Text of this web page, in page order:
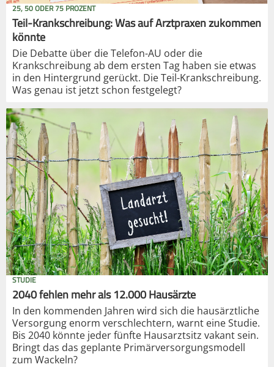
25, 50 ODER 75 PROZENT
Teil-Krankschreibung: Was auf Arztpraxen zukommen
könnte
Die Debatte über die Telefon-AU oder die
Krankschreibung ab dem ersten Tag haben sie etwas
in den Hintergrund gerückt. Die Teil-Krankschreibung.
Was genau ist jetzt schon festgelegt?
STUDIE
2040 fehlen mehr als 12.000 Hausärzte
In den kommenden Jahren wird sich die hausärztliche
Versorgung enorm verschlechtern, warnt eine Studie.
Bis 2040 könnte jeder fünfte Hausarztsitz vakant sein.
Bringt das das geplante Primärversorgungsmodell
zum Wackeln?